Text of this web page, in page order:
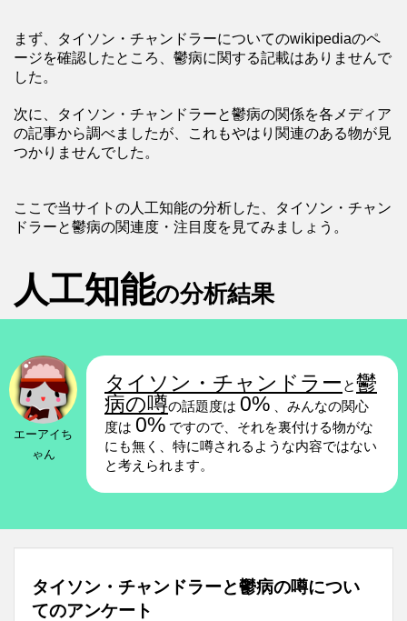
まず、タイソン・チャンドラーについてのwikipediaのペ
ージを確認したところ、鬱病に関する記載はありませんで
した。
次に、タイソン・チャンドラーと鬱病の関係を各メディア
の記事から調べましたが、これもやはり関連のある物が見
つかりませんでした。
ここで当サイトの人工知能の分析した、タイソン・チャン
ドラーと鬱病の関連度・注目度を見てみましょう。
人工知能の分析結果
エーアイち
ゃん
タイソン・チャンドラー と鬱
病の噂の話題度は 0% 、みんなの関心
度は 0% ですので、それを裏付ける物がな
にも無く、特に噂されるような内容ではない
と考えられます。
タイソン・チャンドラーと鬱病の噂につい
てのアンケート